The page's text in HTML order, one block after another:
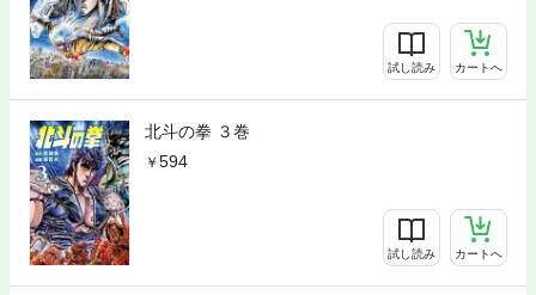
試し読み カートへ
北斗の拳 ３巻
594
試し読み カートへ